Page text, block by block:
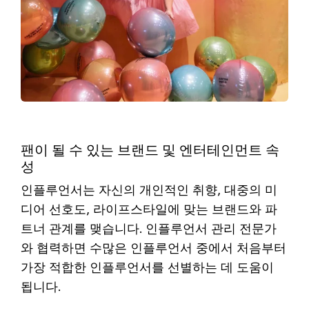
팬이 될 수 있는 브랜드 및 엔터테인먼트 속
성
인플루언서는 자신의 개인적인 취향, 대중의 미
디어 선호도, 라이프스타일에 맞는 브랜드와 파
트너 관계를 맺습니다. 인플루언서 관리 전문가
와 협력하면 수많은 인플루언서 중에서 처음부터
가장 적합한 인플루언서를 선별하는 데 도움이
됩니다.